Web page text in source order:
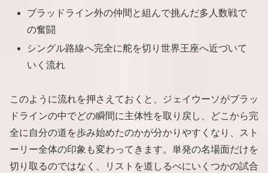
ブラッドライン外の仲間と組んで挑んだ多人数戦で
の奮闘
シングル路線へ完全に舵を切り世界王座へ近づいて
いく流れ
このように流れを押さえておくと、ジェイウーソがブラッ
ドラインの中でどの瞬間に主体性を取り戻し、どこから完
全に自分の道を歩み始めたのかが分かりやすくなり、スト
ーリー全体の印象も変わってきます。単発の名場面だけを
切り取るのではなく、リストを道しるべにいくつかの試合